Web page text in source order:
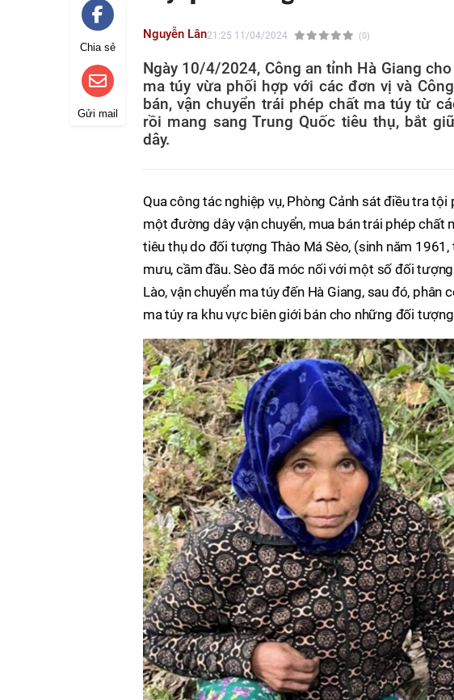
Chia sẻ
Gửi mail
Nguyễn Lân21:25 11/04/2024 (0)
Ngày 10/4/2024, Công an tỉnh Hà Giang
ma túy vừa phối hợp với các đơn vị và
bán, vận chuyển trái phép chất ma túy từ
rồi mang sang Trung Quốc tiêu thụ, bắt
dây.
Qua công tác nghiệp vụ, Phòng Cảnh sát điều tra tội
một đường dây vận chuyển, mua bán trái phép chất
tiêu thụ do đối tượng Thào Má Sèo, (sinh năm 1961,
mưu, cầm đầu. Sèo đã móc nối với một số đối
Lào, vận chuyển ma túy đến Hà Giang, sau đó,
ma túy ra khu vực biên giới bán cho những đối